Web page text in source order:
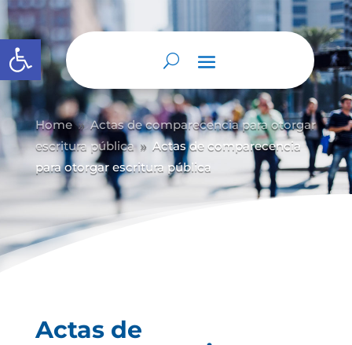
Abrir barra de herramientas
Home 9 Actas de comparecencia para otorgar
escritura pública
9 Actas de comparecencia
para otorgar escritura pública
Actas de